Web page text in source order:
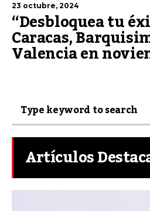
23 octubre, 2024
“Desbloquea tu
Caracas,
Valencia en
Artículos